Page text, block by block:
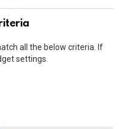
all the below criteria. If
settings.